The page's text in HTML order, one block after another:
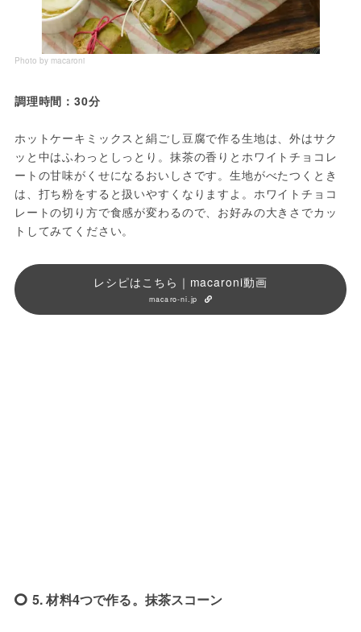
Photo by macaroni
調理時間：30分
ホットケーキミックスと絹ごし豆腐で作る生地は、外はサク
ッと中はふわっとしっとり。抹茶の香りとホワイトチョコレ
ートの甘味がくせになるおいしさです。生地がべたつくとき
は、打ち粉をすると扱いやすくなりますよ。ホワイトチョコ
レートの切り方で食感が変わるので、お好みの大きさでカッ
トしてみてください。
レシピはこちら｜macaroni動画
macaro-ni.jp
5. 材料4つで作る。抹茶スコーン